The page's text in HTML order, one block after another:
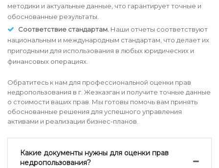
методики и актуальные данные, что гарантирует точные и
обоснованные результаты.
Соответствие стандартам. Наши отчеты соответствуют
национальным и международным стандартам, что делает их
пригодными для использования в любых юридических и
финансовых операциях.
Обратитесь к нам для профессиональной оценки прав
недропользования в г. Жезказган и получите точные данные
о стоимости ваших прав. Мы готовы помочь вам принять
обоснованные решения для успешного управления
активами и реализации бизнес-планов.
Какие документы нужны для оценки прав
недропользования?